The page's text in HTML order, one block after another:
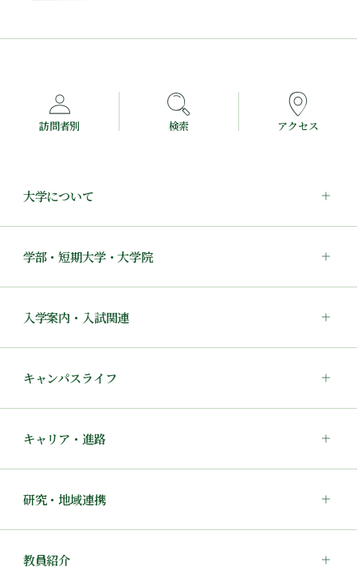
訪問者別 検索 アクセス
大学について
学部・短期大学・大学院
入学案内・入試関連
キャンパスライフ
キャリア・進路
研究・地域連携
教員紹介